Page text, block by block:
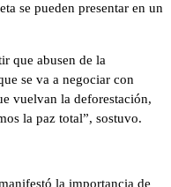
se pueden presentar en un
que abusen de la
se va a negociar con
vuelvan la deforestación,
la paz total”, sostuvo.
la importancia de